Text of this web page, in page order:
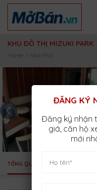
Skip
content
KHU ĐÔ THỊ MIZUKI PARK
Home Nhà Phố
TỔNG QUAN VỊ TRÍ TIỆN ÍCH
ĐĂNG KÝ
Đăng ký nhận
giá, căn hộ
mới